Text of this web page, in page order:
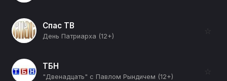
Спас ТВ
День Патриарха (12+)
☆
ТБН
"Двенадцать" с Павлом Рындичем (12+)
☆